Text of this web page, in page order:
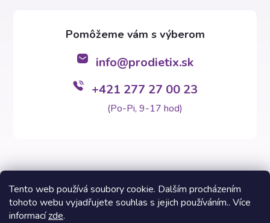
Tento web používá soubory cookie. Dalším procházením
tohoto webu vyjadřujete souhlas s jejich používáním.. Více
informacízde.
info@prodietix.sk
+421 277 27 00 23
(Po-Pi, 9-17 hod)
Copyright 2026